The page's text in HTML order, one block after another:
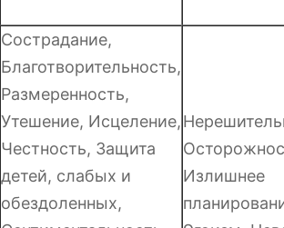
Сострадание,
Благотворительность,
Размеренность,
Утешение, Исцеление,
Честность, Защита
детей, слабых и
обездоленных,
Излишнее